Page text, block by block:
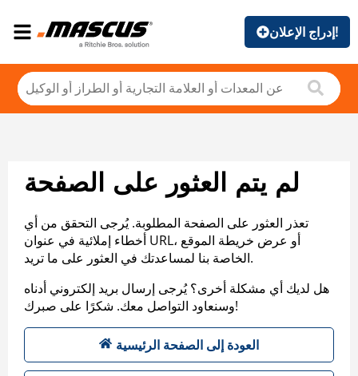
إدراج الإعلان!
لم يتم العثور على الصفحة
تعذر العثور على الصفحة المطلوبة. يُرجى التحقق من أي
أخطاء إملائية في عنوان URL، أو عرض خريطة الموقع
الخاصة بنا لمساعدتك في العثور على ما تريد.
هل لديك أي مشكلة أخرى؟ يُرجى إرسال بريد إلكتروني أدناه
وسنعاود التواصل معك. شكرًا على صبرك!
العودة إلى الصفحة الرئيسية